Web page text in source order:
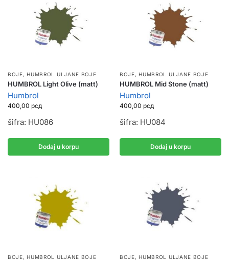
BOJE, HUMBROL ULJANE BOJE
HUMBROL Light Olive (matt)
Humbrol
400,00 рсд
šifra: HU086
Dodaj u korpu
BOJE, HUMBROL ULJANE BOJE
HUMBROL Mid Stone (matt)
Humbrol
400,00 рсд
šifra: HU084
Dodaj u korpu
BOJE,HUMBROL ULJANE BOJE BOJE,HUMBROL ULJANE BOJE